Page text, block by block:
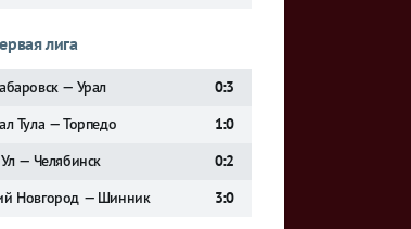
лига
— Урал 0:3
Тула — Торпедо 1:0
— Челябинск 0:2
Новгород — Шинник 3:0